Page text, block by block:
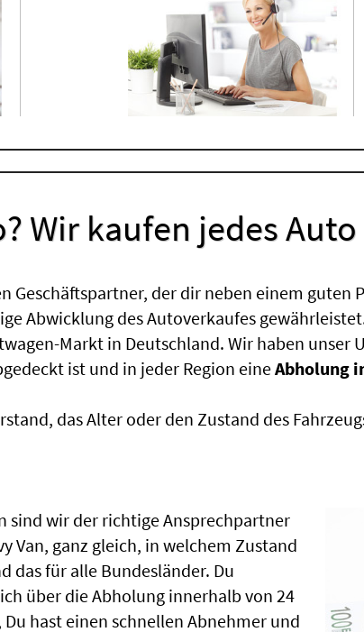
Wir kaufen jedes
Geschäftspartner, der dir neben einem guten
Abwicklung des Autoverkaufes
Markt in Deutschland. Wir haben unser
ist und in jeder Region eineAbholung
das Alter oder den Zustand des
sind wir der richtige Ansprechpartner
Van, ganz gleich, in welchem Zustand
das für alle Bundesländer. Du
über die Abholung innerhalb von 24
hast einen schnellen Abnehmer und